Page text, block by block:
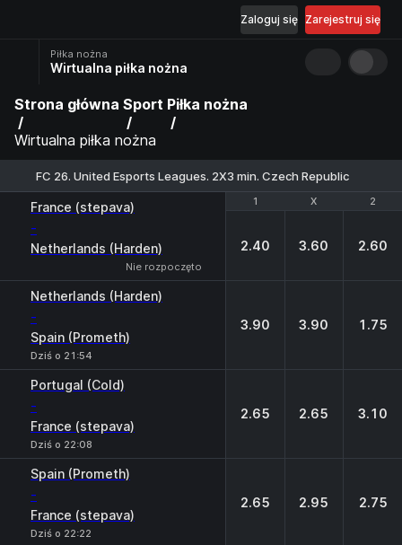
Zarejestruj się
Zaloguj się
Piłka nożna
Wirtualna piłka nożna
Strona główna Sport Piłka nożna
Wirtualna piłka nożna
FC 26. United Esports Leagues. 2X3 min. Czech Republic
1 X 2
France (stepava)
-
Netherlands (Harden)
Nie rozpoczęto
1 X 2
2.40 3.60 2.60
Netherlands (Harden)
-
Spain (Prometh)
Dziś o 21:54
3.90 3.90 1.75
Portugal (Cold)
-
France (stepava)
Dziś o 22:08
2.65 2.65 3.10
Spain (Prometh)
-
France (stepava)
Dziś o 22:22
2.65 2.95 2.75